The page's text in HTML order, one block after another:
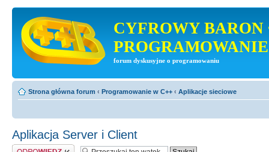
CYFROWY BARON
PROGRAMOWANIE
forum dyskusyjne o programowaniu
Strona główna forum ‹ Programowanie w C++ ‹ Aplikacje sieciowe
Aplikacja Server i Client
Odpowiedz